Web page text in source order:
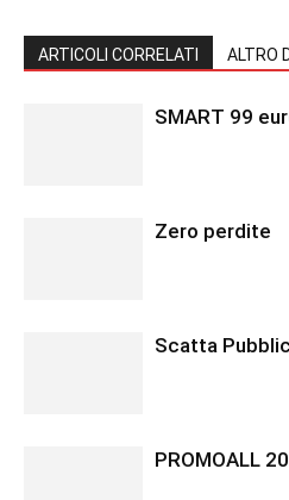
ARTICOLI CORRELATI ALTRO
SMART 99
Zero perdite
Scatta
PROMOALL